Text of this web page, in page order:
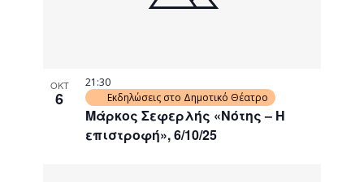
ΟΚΤ
6
Μάρκος Σεφερλής «Νότης – Η
επιστροφή», 6/10/25
21:30
Εκδηλώσεις στο Δημοτικό Θέατρο